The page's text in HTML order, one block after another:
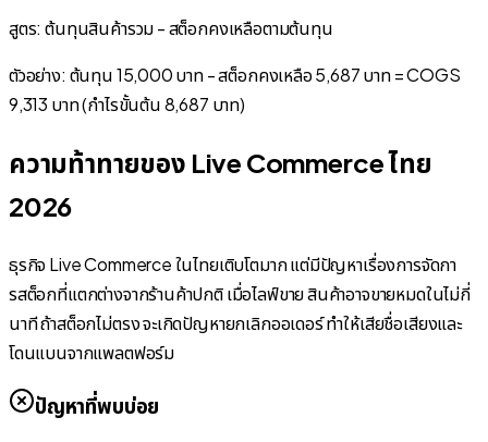
สูตร: ต้นทุนสินค้ารวม - สต็อกคงเหลือตามต้นทุน
ตัวอย่าง: ต้นทุน 15,000 บาท - สต็อกคงเหลือ 5,687 บาท = COGS
9,313 บาท (กำไรขั้นต้น 8,687 บาท)
ความท้าทายของ Live Commerce ไทย
2026
ธุรกิจ Live Commerce ในไทยเติบโตมาก แต่มีปัญหาเรื่องการจัดกา
รสต็อกที่แตกต่างจากร้านค้าปกติ เมื่อไลฟ์ขาย สินค้าอาจขายหมดในไม่กี่
นาที ถ้าสต็อกไม่ตรง จะเกิดปัญหายกเลิกออเดอร์ ทำให้เสียชื่อเสียงและ
โดนแบนจากแพลตฟอร์ม
ปัญหาที่พบบ่อย